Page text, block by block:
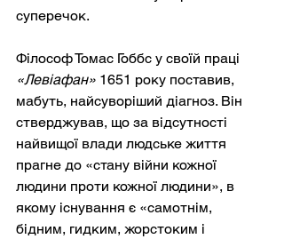
суперечок.
Філософ Томас Гоббс у своїй праці
«Левіафан» 1651 року поставив,
мабуть, найсуворіший діагноз. Він
стверджував, що за відсутності
найвищої влади людське життя
прагне до «стану війни кожної
людини проти кожної людини», в
якому існування є «самотнім,
бідним, гидким, жорстоким і